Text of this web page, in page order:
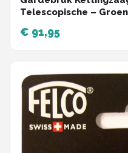
Telescopische –
€ 91,95